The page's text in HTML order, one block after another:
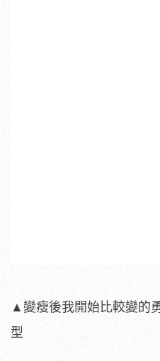
▲變瘦後我開始比較變的
型